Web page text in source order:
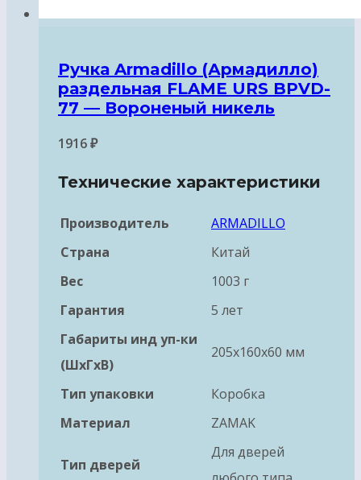
Ручка Armadillo (Армадилло)
раздельная FLAME URS BPVD-
77 — Вороненый никель
1916₽
Технические характеристики
Производитель
ARMADILLO
Страна
Китай
Вес
1003 г
Гарантия
5 лет
Габариты инд уп-ки
(ШхГхВ)
205x160x60 мм
Тип упаковки
Коробка
Материал
ZAMAK
Тип дверей
Для дверей